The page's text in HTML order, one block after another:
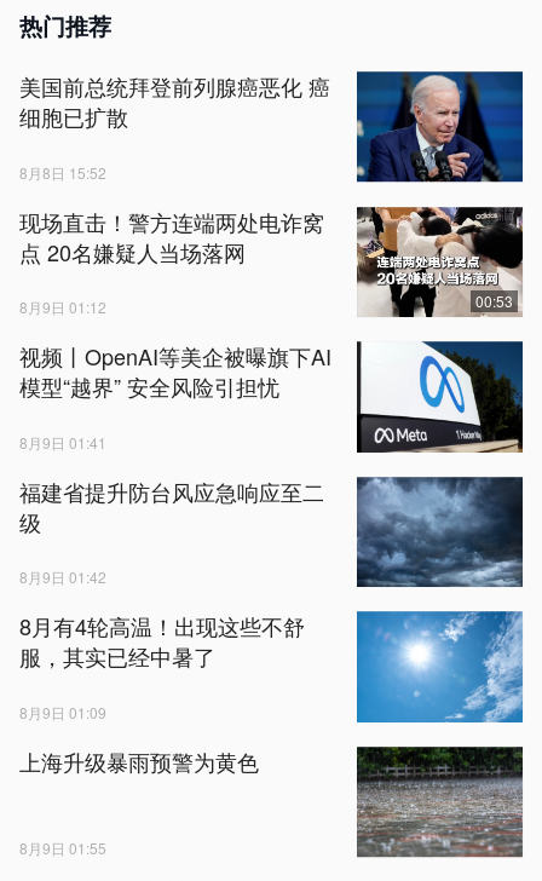
热门推荐
美国前总统拜登前列腺癌恶化 癌
细胞已扩散
8月8日 15:52
现场直击！警方连端两处电诈窝
点 20名嫌疑人当场落网
8月9日 01:12 00:53
视频丨OpenAI等美企被曝旗下AI
模型“越界” 安全风险引担忧
8月9日 01:41
福建省提升防台风应急响应至二
级
8月9日 01:42
8月有4轮高温！出现这些不舒
服，其实已经中暑了
8月9日 01:09
上海升级暴雨预警为黄色
8月9日 01:55